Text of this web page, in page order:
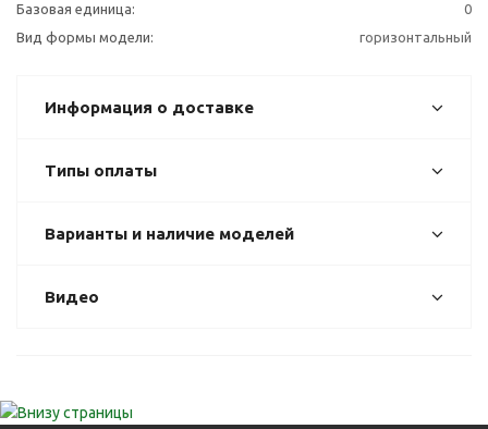
Базовая единица:
0
Вид формы модели:
горизонтальный
Информация о доставке
Типы оплаты
Варианты и наличие моделей
Видео